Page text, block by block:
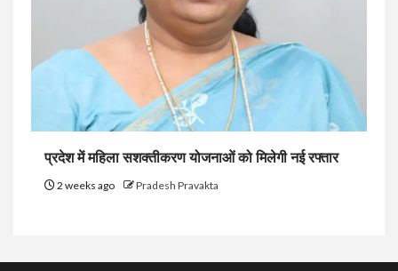
प्रदेश में महिला सशक्तीकरण योजनाओं को मिलेगी नई रफ्तार
2 weeks ago Pradesh Pravakta